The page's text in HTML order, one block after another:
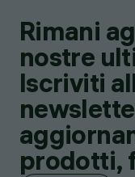
Rimani
nostre
Iscriviti
prodotti,